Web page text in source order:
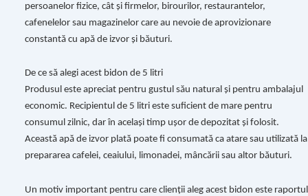
persoanelor fizice, cât și firmelor, birourilor, restaurantelor,
cafenelelor sau magazinelor care au nevoie de aprovizionare
constantă cu apă de izvor și băuturi.
De ce să alegi acest bidon de 5 litri
Produsul este apreciat pentru gustul său natural și pentru ambalajul
economic. Recipientul de 5 litri este suficient de mare pentru
consumul zilnic, dar în același timp ușor de depozitat și folosit.
Această apă de izvor plată poate fi consumată ca atare sau utilizată la
prepararea cafelei, ceaiului, limonadei, mâncării sau altor băuturi.
Un motiv important pentru care clienții aleg acest bidon este raportul